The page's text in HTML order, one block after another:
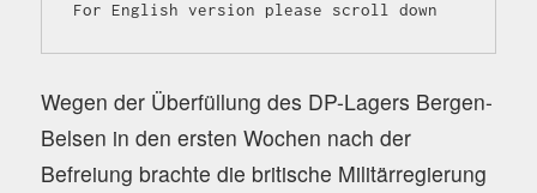
For English version please scroll down
Wegen der Überfüllung des DP-Lagers Bergen-
Belsen in den ersten Wochen nach der
Befreiung brachte die britische Militärregierung